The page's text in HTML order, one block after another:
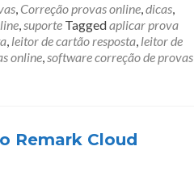
, Correção provas online,dicas,
,suporte Taggedaplicar prova
, leitor de cartão resposta, leitor de
online,software correção de provas
Remark Cloud